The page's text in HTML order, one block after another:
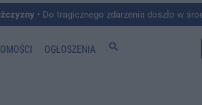
• Do tragicznego zdarzenia doszło w środę rano w okolicach Giebni koło Janikowa.
OGŁOSZENIA search